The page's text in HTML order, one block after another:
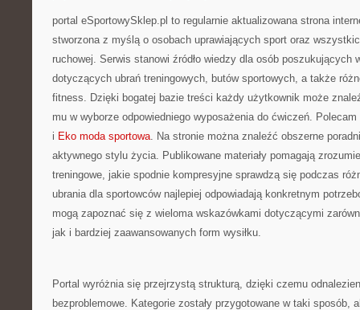
portal eSportowySklep.pl to regularnie aktualizowana strona
stworzona z myślą o osobach uprawiających sport oraz
ruchowej. Serwis stanowi źródło wiedzy dla osób poszukujących
dotyczących ubrań treningowych, butów sportowych, a także
fitness. Dzięki bogatej bazie treści każdy użytkownik może
mu w wyborze odpowiedniego wyposażenia do ćwiczeń.
i Eko moda sportowa. Na stronie można znaleźć obszerne
aktywnego stylu życia. Publikowane materiały pomagają
treningowe, jakie spodnie kompresyjne sprawdzą się podczas
ubrania dla sportowców najlepiej odpowiadają konkretnym
mogą zapoznać się z wieloma wskazówkami dotyczącymi
jak i bardziej zaawansowanych form wysiłku.
Portal wyróżnia się przejrzystą strukturą, dzięki czemu
bezproblemowe. Kategorie zostały przygotowane w taki sposób,